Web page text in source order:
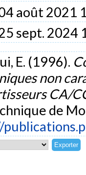
août 2021
sept. 2024
E. (1996).
non
CA/
de